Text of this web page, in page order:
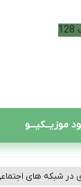
موزیــکیـــو
در شبکه های